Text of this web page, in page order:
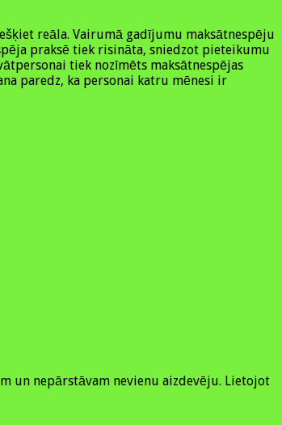
reāla. Vairumā gadījumu maksātnespēju
praksē tiek risināta, sniedzot pieteikumu
tiek nozīmēts maksātnespējas
paredz, ka personai katru mēnesi ir
un nepārstāvam nevienu aizdevēju. Lietojot